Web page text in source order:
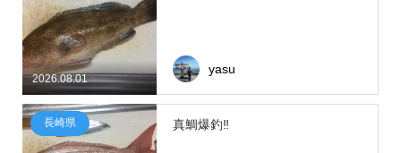
2026.08.01
yasu
長崎県 真鯛爆釣‼